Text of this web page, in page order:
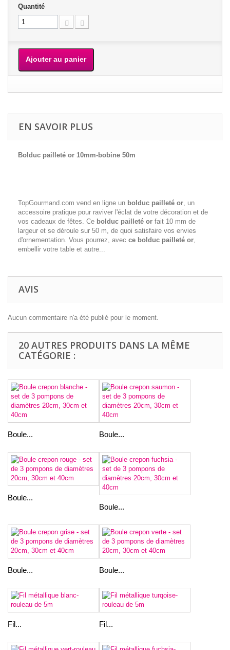
Quantité
Ajouter au panier
EN SAVOIR PLUS
Bolduc pailleté or 10mm-bobine 50m
TopGourmand.com vend en ligne un bolduc pailleté or , un
accessoire pratique pour raviver l'éclat de votre décoration et de
vos cadeaux de fêtes. Ce bolduc pailleté or fait 10 mm de
largeur et se déroule sur 50 m, de quoi satisfaire vos envies
d'ornementation. Vous pourrez, avec ce bolduc pailleté or
embellir votre table et autre...
AVIS
Aucun commentaire n'a été publié pour le moment.
20 AUTRES PRODUITS DANS LA MÊME
CATÉGORIE :
Boule... Boule...
Boule...
Boule...
Boule... Boule...
Fil... Fil...